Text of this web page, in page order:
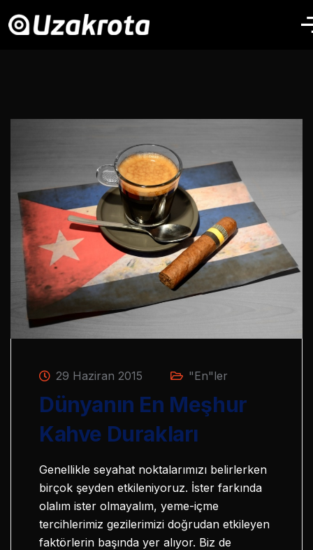
29 Haziran 2015 "En"ler
Dünyanın En Meşhur
Kahve Durakları
Genellikle seyahat noktalarımızı belirlerken
birçok şeyden etkileniyoruz. İster farkında
olalım ister olmayalım, yeme-içme
tercihlerimiz gezilerimizi doğrudan etkileyen
faktörlerin başında yer alıyor. Biz de